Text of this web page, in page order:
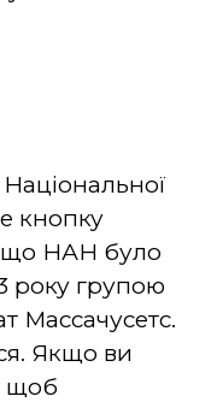
кнопку
що НАН було
року групою
Массачусетс.
Якщо ви
щоб